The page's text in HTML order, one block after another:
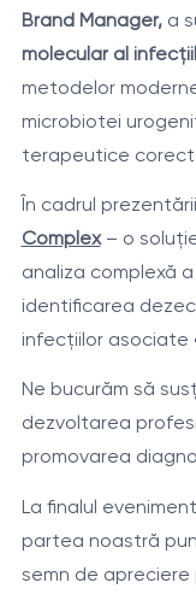
Brand Manager,a
molecular al
metodelor
microbiotei
terapeutice
În cadrul
Complex– o
analiza complexă
identificarea
infecțiilor asociate
Ne bucurăm să
dezvoltarea
promovarea
La finalul
partea noastră
semn de